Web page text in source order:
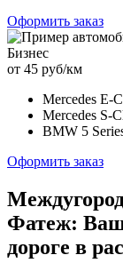
Оформить заказ
Бизнес
от 45 руб/км
Mercedes E-
Mercedes S-
BMW 5
Оформить заказ
Фатеж:
дороге в